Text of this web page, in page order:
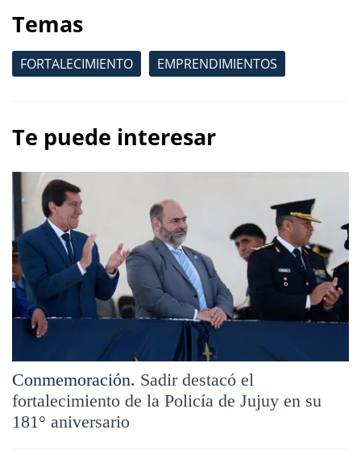
Temas
FORTALECIMIENTO EMPRENDIMIENTOS
Te puede interesar
Conmemoración. Sadir destacó el
fortalecimiento de la Policía de Jujuy en su
181° aniversario